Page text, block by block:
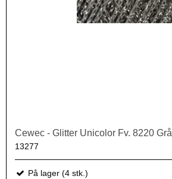
Cewec - Glitter Unicolor Fv. 8220 Grå
13277
På lager (4 stk.)